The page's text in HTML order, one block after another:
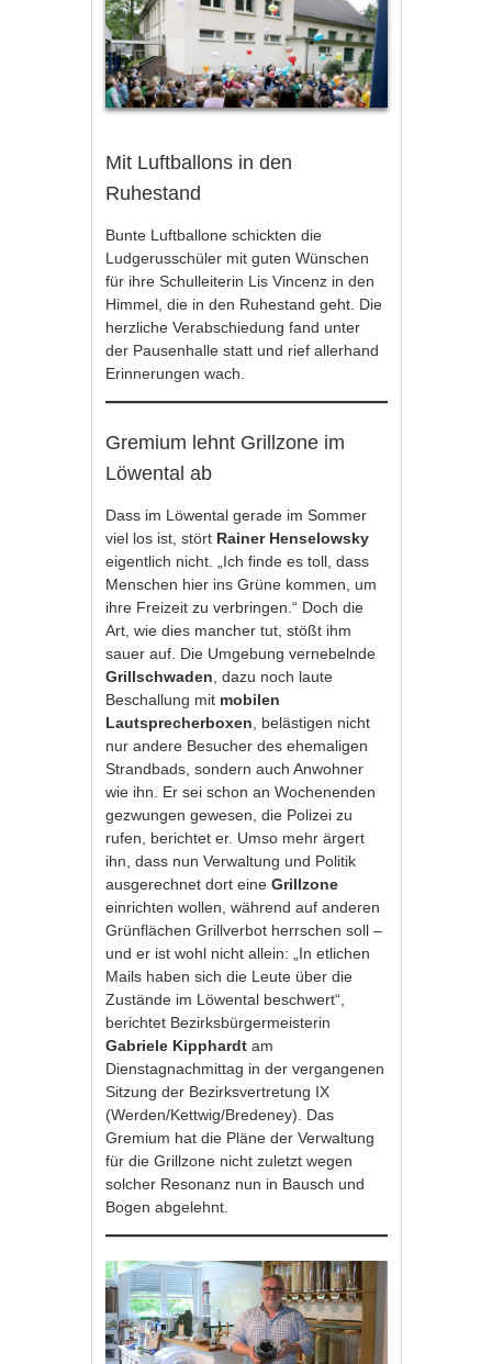
Mit Luftballons in den
Ruhestand
Bunte Luftballone schickten die
Ludgerusschüler mit guten Wünschen
für ihre Schulleiterin Lis Vincenz in den
Himmel, die in den Ruhestand geht. Die
herzliche Verabschiedung fand unter
der Pausenhalle statt und rief allerhand
Erinnerungen wach.
Gremium lehnt Grillzone im
Löwental ab
Dass im Löwental gerade im Sommer
viel los ist, stört Rainer Henselowsky
eigentlich nicht. „Ich finde es toll, dass
Menschen hier ins Grüne kommen, um
ihre Freizeit zu verbringen.“ Doch die
Art, wie dies mancher tut, stößt ihm
sauer auf. Die Umgebung vernebelnde
Grillschwaden , dazu noch laute
Beschallung mit mobilen
Lautsprecherboxen , belästigen nicht
nur andere Besucher des ehemaligen
Strandbads, sondern auch Anwohner
wie ihn. Er sei schon an Wochenenden
gezwungen gewesen, die Polizei zu
rufen, berichtet er. Umso mehr ärgert
ihn, dass nun Verwaltung und Politik
ausgerechnet dort eineGrillzone
einrichten wollen, während auf anderen
Grünflächen Grillverbot herrschen soll –
und er ist wohl nicht allein: „In etlichen
Mails haben sich die Leute über die
Zustände im Löwental beschwert“,
berichtet Bezirksbürgermeisterin
Gabriele Kipphardt am
Dienstagnachmittag in der vergangenen
Sitzung der Bezirksvertretung IX
(Werden/Kettwig/Bredeney). Das
Gremium hat die Pläne der Verwaltung
für die Grillzone nicht zuletzt wegen
solcher Resonanz nun in Bausch und
Bogen abgelehnt.